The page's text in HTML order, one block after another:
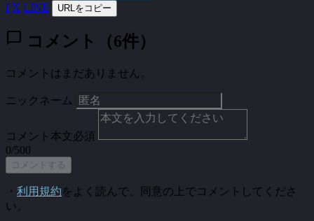
f X LINE URLをコピー
chat_bubble コメント（6件）
コメントはまだありません。
ニックネーム
コメント本文必須
0/500
コメントする
・ 利用規約をよく読んで、同意の上でコメントしてくださ
い。